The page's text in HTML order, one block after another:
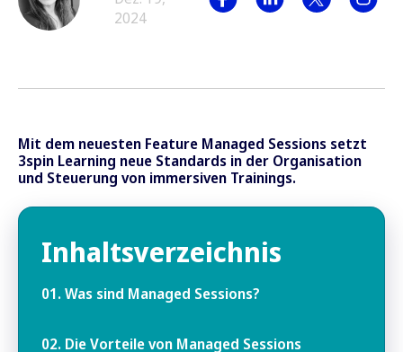
2024
Mit dem neuesten Feature Managed Sessions setzt
3spin Learning neue Standards in der Organisation
und Steuerung von immersiven Trainings.
Inhaltsverzeichnis
01. Was sind Managed Sessions?
02. Die Vorteile von Managed Sessions